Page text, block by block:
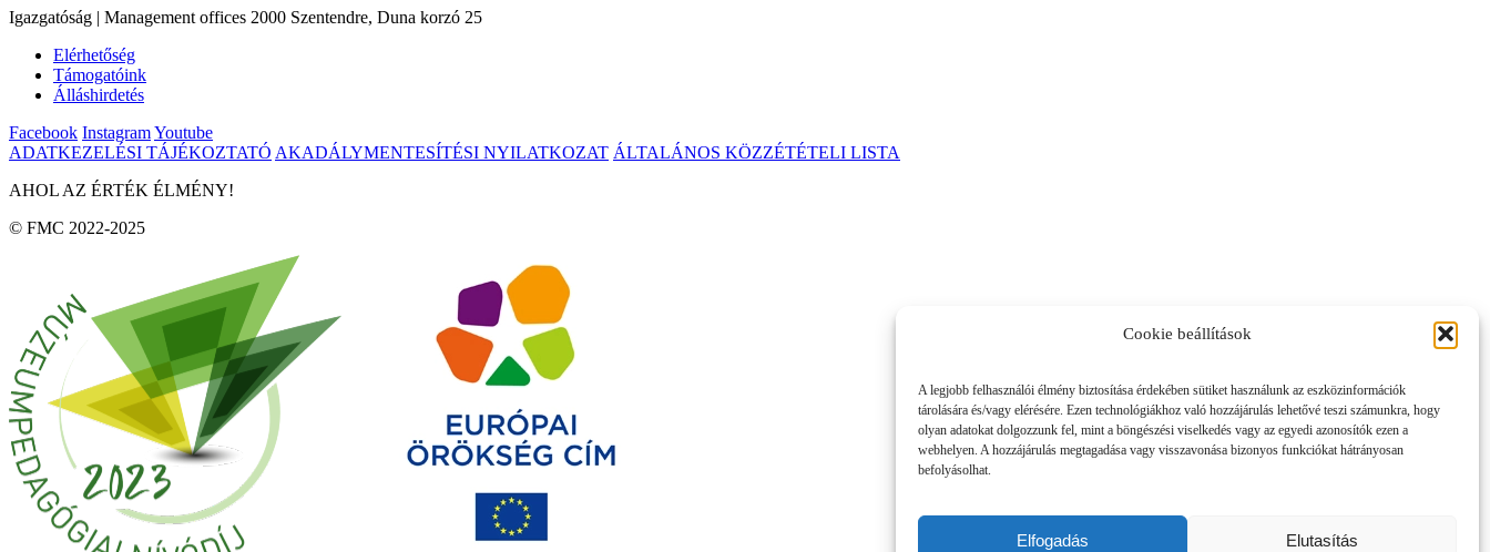
Cookie beállítások
A legjobb felhasználói élmény biztosítása érdekében sütiket használunk az eszközinformációk
tárolására és/vagy elérésére. Ezen technológiákhoz való hozzájárulás lehetővé teszi számunkra, hogy
olyan adatokat dolgozzunk fel, mint a böngészési viselkedés vagy az egyedi azonosítók ezen a
webhelyen. A hozzájárulás megtagadása vagy visszavonása bizonyos funkciókat hátrányosan
befolyásolhat.
Elfogadás Elutasítás
Igazgatóság | Management offices 2000 Szentendre, Duna korzó 25
Elérhetőség
Támogatóink
Álláshirdetés
Facebook InstagramYoutube
ADATKEZELÉSI TÁJÉKOZTATÓ AKADÁLYMENTESÍTÉSI NYILATKOZAT ÁLTALÁNOS KÖZZÉTÉTELI LISTA
AHOL AZ ÉRTÉK ÉLMÉNY!
© FMC 2022-2025